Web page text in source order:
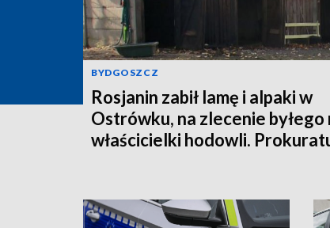
BYDGOSZCZ
Rosjanin zabił lamę i alpaki w
Ostrówku, na zlecenie byłego
właścicielki hodowli.